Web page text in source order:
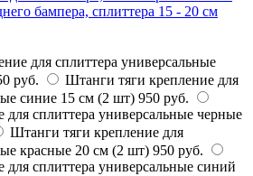
бампера, сплиттера 15 - 20 см
для сплиттера универсальные
руб.
Штанги тяги крепление для
синие 15 см (2 шт) 950 руб.
сплиттера универсальные черные
Штанги тяги крепление для
красные 20 см (2 шт) 950 руб.
сплиттера универсальные синий